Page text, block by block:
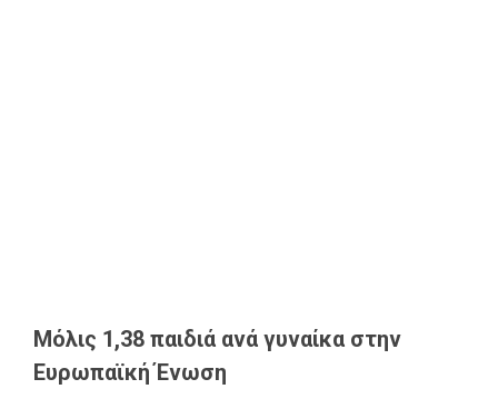
Μόλις 1,38 παιδιά ανά γυναίκα στην
Ευρωπαϊκή Ένωση